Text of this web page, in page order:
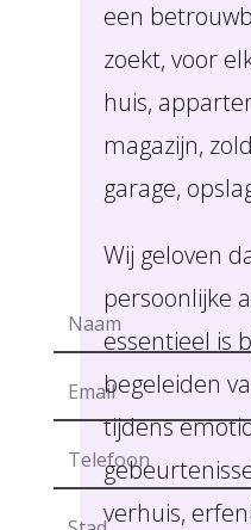
een
zoekt, voor
huis,
magazijn,
garage,
Wij geloven
persoonlijke
essentieel is
begeleiden
tijdens
verhuis,